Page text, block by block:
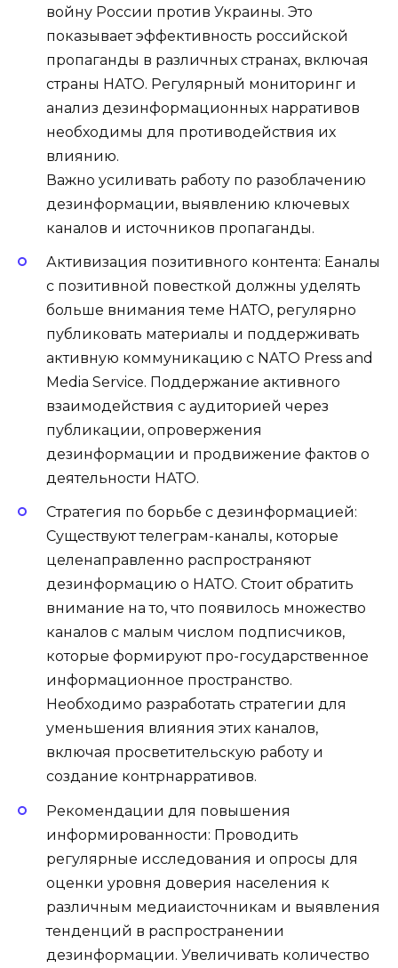
войну России против Украины. Это
показывает эффективность российской
пропаганды в различных странах, включая
страны НАТО. Регулярный мониторинг и
анализ дезинформационных нарративов
необходимы для противодействия их
влиянию.
Важно усиливать работу по разоблачению
дезинформации, выявлению ключевых
каналов и источников пропаганды.
Активизация позитивного контента: Eаналы
с позитивной повесткой должны уделять
больше внимания теме НАТО, регулярно
публиковать материалы и поддерживать
активную коммуникацию с NATO Press and
Media Service. Поддержание активного
взаимодействия с аудиторией через
публикации, опровержения
дезинформации и продвижение фактов о
деятельности НАТО.
Стратегия по борьбе с дезинформацией:
Существуют телеграм-каналы, которые
целенаправленно распространяют
дезинформацию о НАТО. Стоит обратить
внимание на то, что появилось множество
каналов с малым числом подписчиков,
которые формируют про-государственное
информационное пространство.
Необходимо разработать стратегии для
уменьшения влияния этих каналов,
включая просветительскую работу и
создание контрнарративов.
Рекомендации для повышения
информированности: Проводить
регулярные исследования и опросы для
оценки уровня доверия населения к
различным медиаисточникам и выявления
тенденций в распространении
дезинформации. Увеличивать количество